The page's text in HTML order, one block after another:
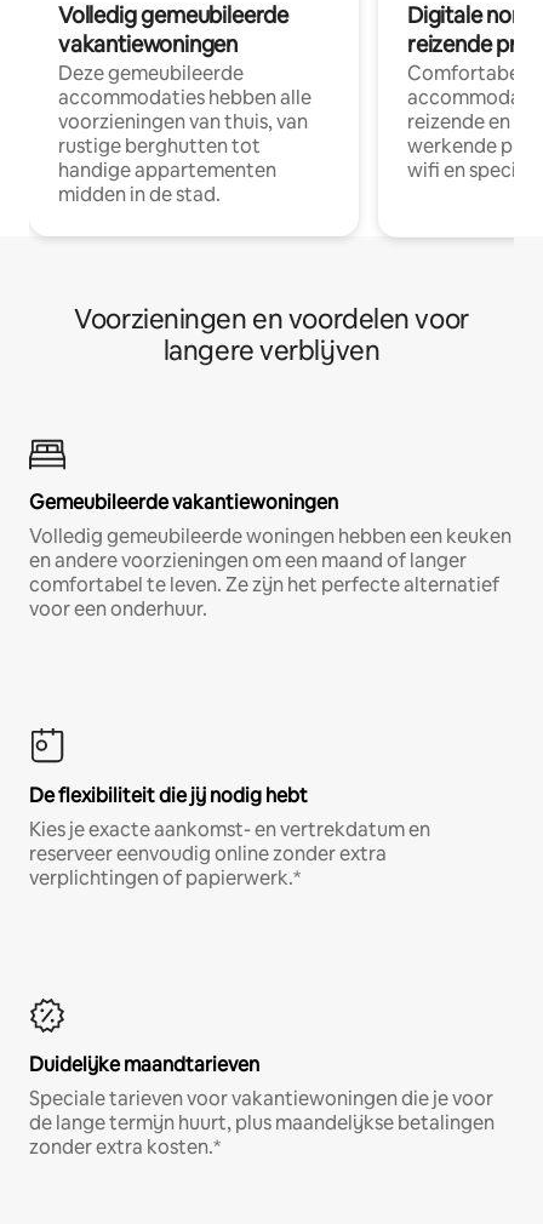
Volledig gemeubileerde
vakantiewoningen
Deze gemeubileerde
accommodaties hebben alle
voorzieningen van thuis, van
rustige berghutten tot
handige appartementen
midden in de stad.
Digitale
reizende
Comfortabele
reizende en
werkende
wifi en
Voorzieningen en voordelen voor
langere verblijven
Gemeubileerde vakantiewoningen
Volledig gemeubileerde woningen hebben een keuken
en andere voorzieningen om een maand of langer
comfortabel te leven. Ze zijn het perfecte alternatief
voor een onderhuur.
De flexibiliteit die jij nodig hebt
Kies je exacte aankomst- en vertrekdatum en
reserveer eenvoudig online zonder extra
verplichtingen of papierwerk.*
Duidelijke maandtarieven
Speciale tarieven voor vakantiewoningen die je voor
de lange termijn huurt, plus maandelijkse betalingen
zonder extra kosten.*